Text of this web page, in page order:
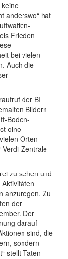
keine
anderswo“ hat
Frieden
bei vielen
Auch die
der BI
Bildern
Boden-
eine
Orten
Verdi-Zentrale
zu sehen und
anzuregen. Zu
der
Der
darauf
sind, die
sondern
stellt Taten